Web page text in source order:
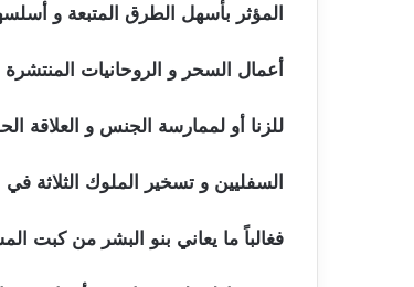
المؤثر بأسهل الطرق المتبعة و
أعمال السحر و الروحانيات
للزنا أو لممارسة الجنس و العلاقة
السفليين و تسخير الملوك الثلاثة
فغالباً ما يعاني بنو البشر من كبت